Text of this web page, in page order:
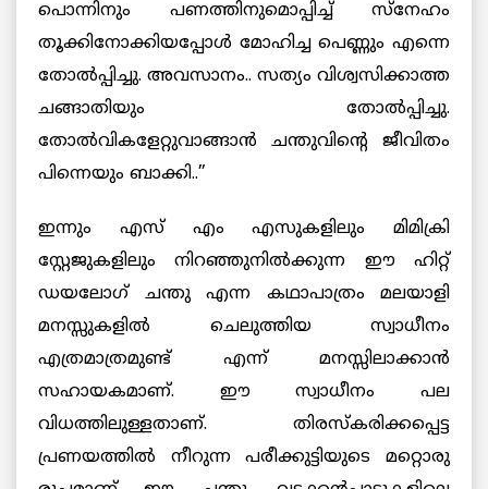
പൊന്നിനും പണത്തിനുമൊപ്പിച്ച് സ്നേഹം
തൂക്കിനോക്കിയപ്പോള്‍ മോഹിച്ച പെണ്ണും എന്നെ
തോല്‍പ്പിച്ചു. അവസാനം.. സത്യം വിശ്വസിക്കാത്ത
ചങ്ങാതിയും തോല്‍പ്പിച്ചു.
തോല്‍വികളേറ്റുവാങ്ങാന്‍ ചന്തുവിന്റെ ജീവിതം
പിന്നെയും ബാക്കി..”
ഇന്നും എസ് എം എസുകളിലും മിമിക്രി
സ്റ്റേജുകളിലും നിറഞ്ഞുനില്‍ക്കുന്ന ഈ ഹിറ്റ്
ഡയലോഗ് ചന്തു എന്ന കഥാപാത്രം മലയാളി
മനസ്സുകളില്‍ ചെലുത്തിയ സ്വാധീനം
എത്രമാത്രമുണ്ട് എന്ന് മനസ്സിലാക്കാന്‍
സഹായകമാണ്. ഈ സ്വാധീനം പല
വിധത്തിലുള്ളതാണ്. തിരസ്കരിക്കപ്പെട്ട
പ്രണയത്തില്‍ നീറുന്ന പരീക്കുട്ടിയുടെ മറ്റൊരു